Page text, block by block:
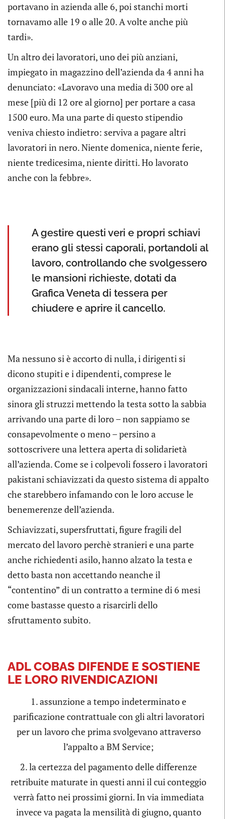
portavano in azienda alle 6, poi stanchi morti
tornavamo alle 19 o alle 20. A volte anche più
tardi».
Un altro dei lavoratori, uno dei più anziani,
impiegato in magazzino dell’azienda da 4 anni ha
denunciato: «Lavoravo una media di 300 ore al
mese [più di 12 ore al giorno] per portare a casa
1500 euro. Ma una parte di questo stipendio
veniva chiesto indietro: serviva a pagare altri
lavoratori in nero. Niente domenica, niente ferie,
niente tredicesima, niente diritti. Ho lavorato
anche con la febbre».
A gestire questi veri e propri schiavi
erano gli stessi caporali, portandoli al
lavoro, controllando che svolgessero
le mansioni richieste, dotati da
Grafica Veneta di tessera per
chiudere e aprire il cancello.
Ma nessuno si è accorto di nulla, i dirigenti si
dicono stupiti e i dipendenti, comprese le
organizzazioni sindacali interne, hanno fatto
sinora gli struzzi mettendo la testa sotto la sabbia
arrivando una parte di loro – non sappiamo se
consapevolmente o meno – persino a
sottoscrivere una lettera aperta di solidarietà
all’azienda. Come se i colpevoli fossero i lavoratori
pakistani schiavizzati da questo sistema di appalto
che starebbero infamando con le loro accuse le
benemerenze dell’azienda.
Schiavizzati, supersfruttati, figure fragili del
mercato del lavoro perchè stranieri e una parte
anche richiedenti asilo, hanno alzato la testa e
detto basta non accettando neanche il
“contentino” di un contratto a termine di 6 mesi
come bastasse questo a risarcirli dello
sfruttamento subito.
ADL COBAS DIFENDE E SOSTIENE
LE LORO RIVENDICAZIONI
1. assunzione a tempo indeterminato e
parificazione contrattuale con gli altri lavoratori
per un lavoro che prima svolgevano attraverso
l’appalto a BM Service;
2. la certezza del pagamento delle differenze
retribuite maturate in questi anni il cui conteggio
verrà fatto nei prossimi giorni. In via immediata
invece va pagata la mensilità di giugno, quanto